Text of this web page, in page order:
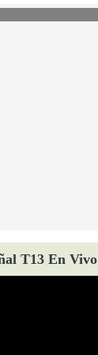
T13 En Vivo